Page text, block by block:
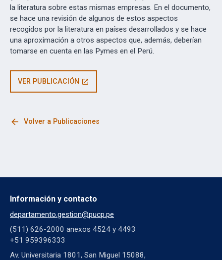
la literatura sobre estas mismas empresas. En el documento,
se hace una revisión de algunos de estos aspectos
recogidos por la literatura en países desarrollados y se hace
una aproximación a otros aspectos que, además, deberían
tomarse en cuenta en las Pymes en el Perú.
VER PUBLICACIÓN open_in_new
arrow_back Volver a Publicaciones
Información y contacto
departamento.gestion@pucp.pe
(511) 626-2000 anexos 4524 y 4493
+51 959396333
Av. Universitaria 1801, San Miguel 15088,